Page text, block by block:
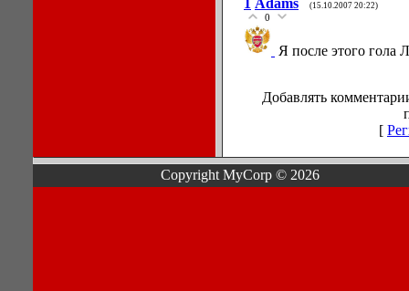
1 Adams (15.10.2007 20:22)
0
Я после этого гола
Добавлять
[
Copyright MyCorp © 2026